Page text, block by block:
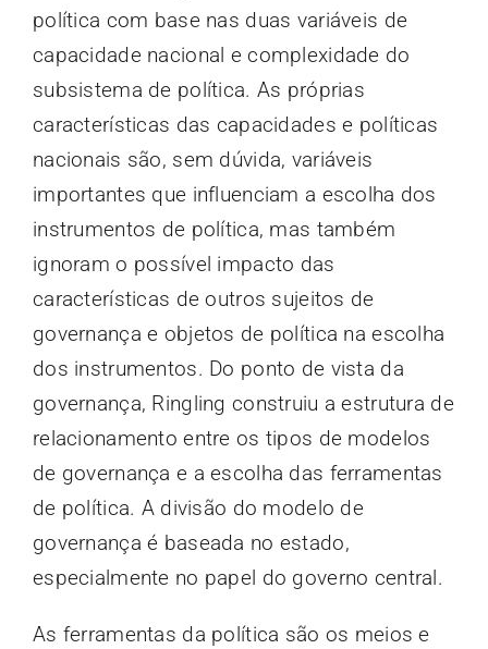
política com base nas duas variáveis ​​de
capacidade nacional e complexidade do
subsistema de política. As próprias
características das capacidades e políticas
nacionais são, sem dúvida, variáveis ​​
importantes que influenciam a escolha dos
instrumentos de política, mas também
ignoram o possível impacto das
características de outros sujeitos de
governança e objetos de política na escolha
dos instrumentos. Do ponto de vista da
governança, Ringling construiu a estrutura de
relacionamento entre os tipos de modelos
de governança e a escolha das ferramentas
de política. A divisão do modelo de
governança é baseada no estado,
especialmente no papel do governo central.
As ferramentas da política são os meios e